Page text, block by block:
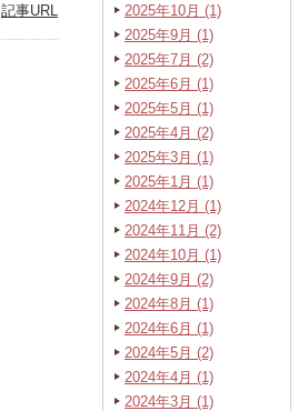
記事URL
2025年10月 (1)
2025年9月 (1)
2025年7月 (2)
2025年6月 (1)
2025年5月 (1)
2025年4月 (2)
2025年3月 (1)
2025年1月 (1)
2024年12月 (1)
2024年11月 (2)
2024年10月 (1)
2024年9月 (2)
2024年8月 (1)
2024年6月 (1)
2024年5月 (2)
2024年4月 (1)
2024年3月 (1)